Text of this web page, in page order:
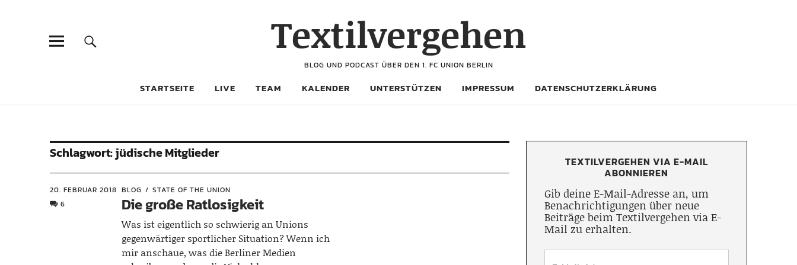
Textilvergehen
BLOG UND PODCAST ÜBER DEN 1. FC UNION BERLIN
STARTSEITE LIVE TEAM KALENDER UNTERSTÜTZEN IMPRESSUM DATENSCHUTZERKLÄRUNG
Schlagwort:jüdische Mitglieder
20. FEBRUAR 2018
6
BLOG STATE OF THE UNION
Die große Ratlosigkeit
Was ist eigentlich so schwierig an Unions
gegenwärtiger sportlicher Situation? Wenn ich
mir anschaue, was die Berliner Medien
TEXTILVERGEHEN VIA E-MAIL
ABONNIEREN
Gib deine E-Mail-Adresse an, um
Benachrichtigungen über neue
Beiträge beim Textilvergehen via E-
Mail zu erhalten.